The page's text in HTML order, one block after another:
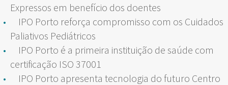
Expressos em benefício dos doentes
IPO Porto reforça compromisso com os Cuidados
Paliativos Pediátricos
IPO Porto é a primeira instituição de saúde com
certificação ISO 37001
IPO Porto apresenta tecnologia do futuro Centro